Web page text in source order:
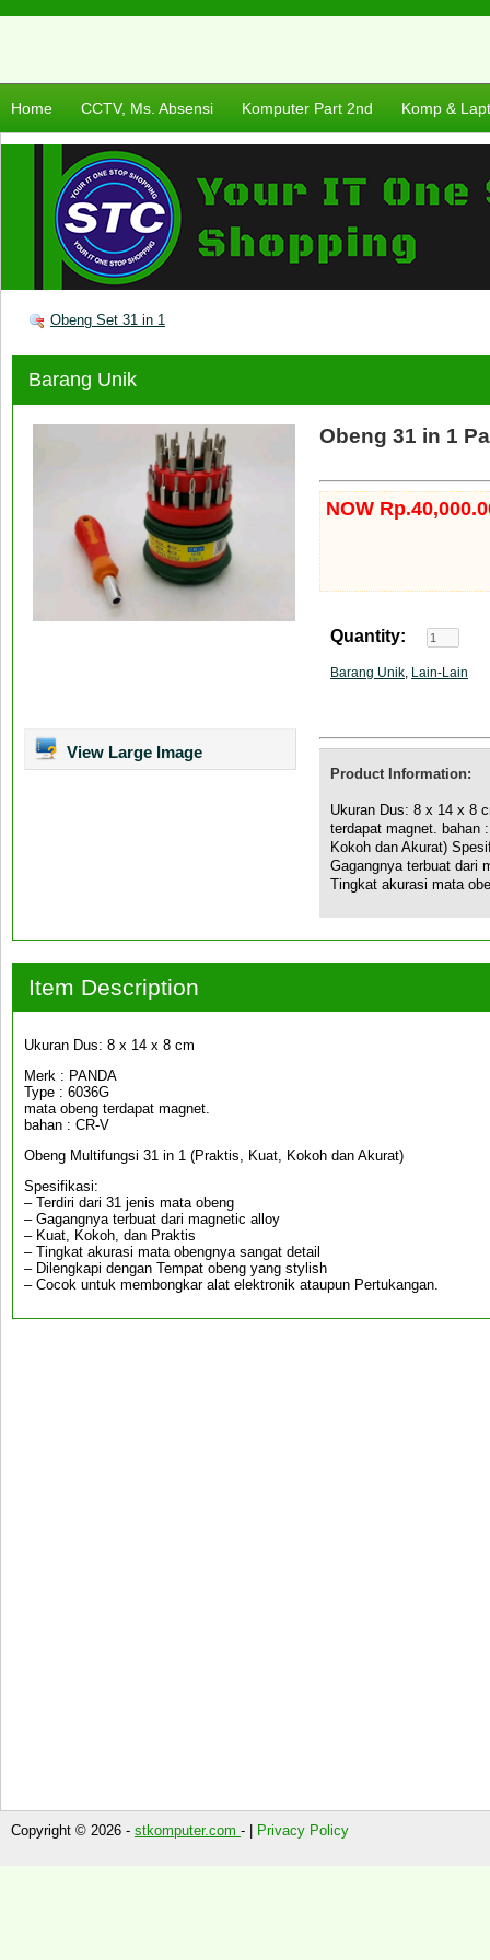
Home CCTV, Ms. Absensi Komputer Part 2nd Komp &
Obeng Set 31 in 1
Barang Unik
View Large Image
Obeng 31 in 1
NOW
Quantity:
Barang Unik, Lain-Lain
Product Information:
Ukuran Dus: 8 x 14 x 8
terdapat magnet. bahan
Kokoh dan Akurat)
Gagangnya terbuat dari
Tingkat akurasi mata
Item Description
Ukuran Dus: 8 x 14 x 8 cm
Merk : PANDA
Type : 6036G
mata obeng terdapat magnet.
bahan : CR-V
Obeng Multifungsi 31 in 1 (Praktis, Kuat, Kokoh dan Akurat)
Spesifikasi:
– Terdiri dari 31 jenis mata obeng
– Gagangnya terbuat dari magnetic alloy
– Kuat, Kokoh, dan Praktis
– Tingkat akurasi mata obengnya sangat detail
– Dilengkapi dengan Tempat obeng yang stylish
– Cocok untuk membongkar alat elektronik ataupun Pertukangan.
Copyright © 2026 - stkomputer.com - | Privacy Policy